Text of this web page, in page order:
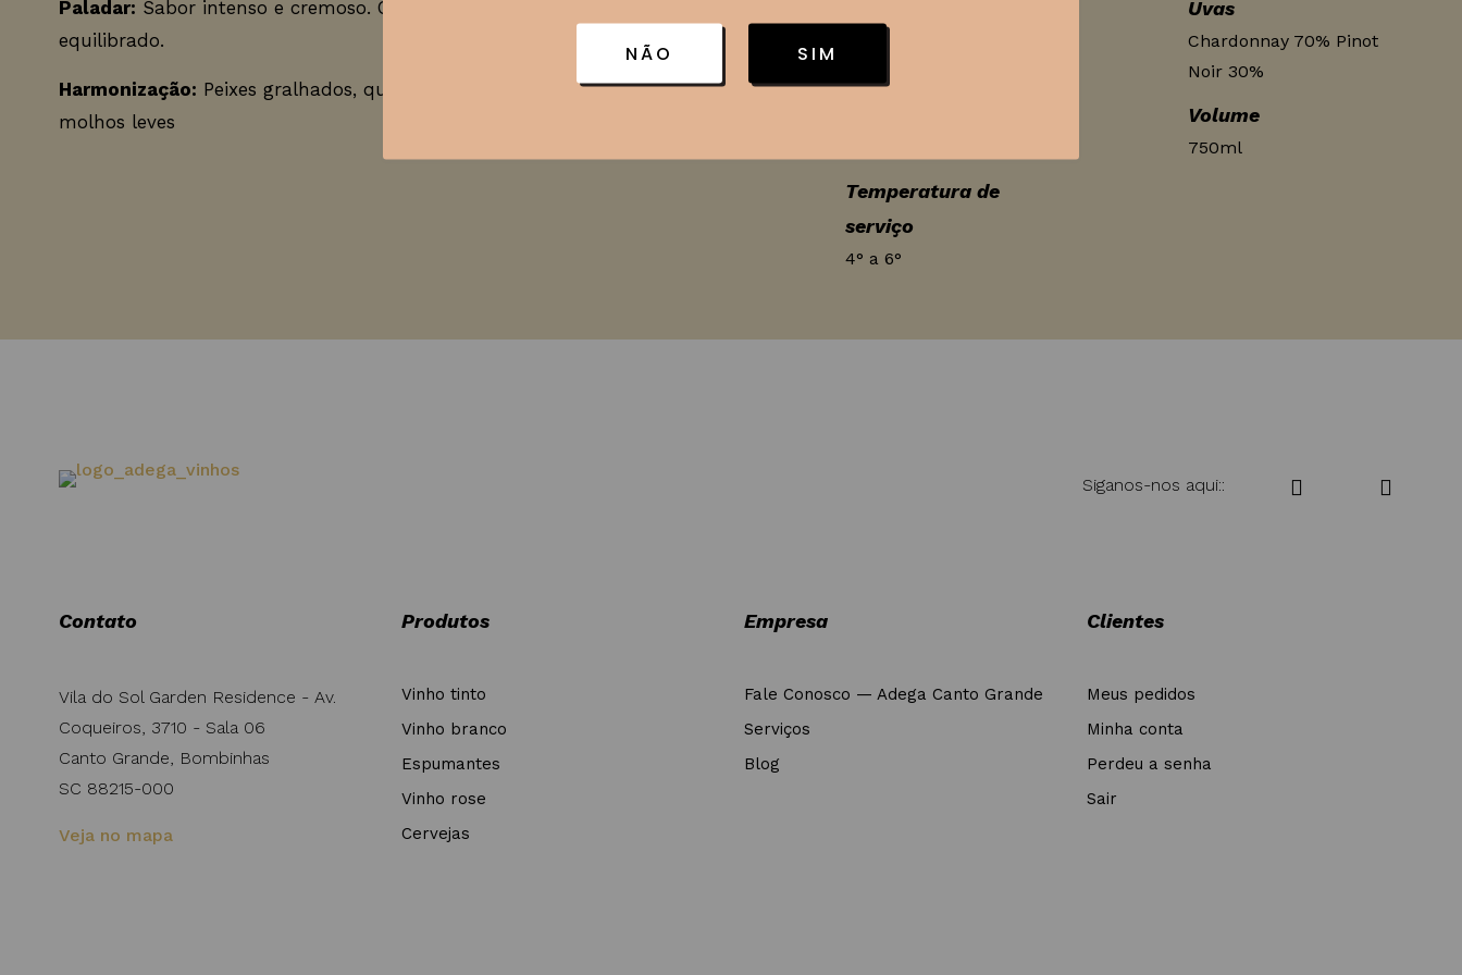
Paladar: Sabor intenso e cremoso. Ótima persistência e muito
equilibrado.
Harmonização: Peixes gralhados, queijos leves, risotos e massas com
molhos leves
Uvas
Chardonnay 70% Pinot
Noir 30%
Volume
750ml
Temperatura de
serviço
4° a 6°
Siganos-nos aqui::
Contato
Vila do Sol Garden Residence - Av.
Coqueiros, 3710 - Sala 06
Canto Grande, Bombinhas
SC 88215-000
Veja no mapa
Produtos
Vinho tinto
Vinho branco
Espumantes
Vinho rose
Cervejas
Empresa
Fale Conosco — Adega Canto Grande
Serviços
Blog
Clientes
Meus pedidos
Minha conta
Perdeu a senha
Sair
NÃO SIM